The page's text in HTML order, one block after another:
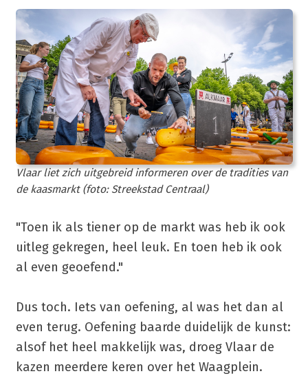
Vlaar liet zich uitgebreid informeren over de tradities van
de kaasmarkt (foto: Streekstad Centraal)
"Toen ik als tiener op de markt was heb ik ook
uitleg gekregen, heel leuk. En toen heb ik ook
al even geoefend."
Dus toch. Iets van oefening, al was het dan al
even terug. Oefening baarde duidelijk de kunst:
alsof het heel makkelijk was, droeg Vlaar de
kazen meerdere keren over het Waagplein.